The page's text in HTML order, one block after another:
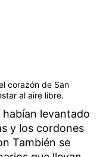
corazón de San
al aire libre.
levantado
y los cordones
También se